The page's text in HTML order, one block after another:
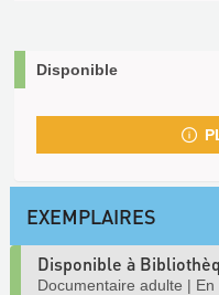
Disponible
EXEMPLAIRES
Disponible à
Documentaire adulte | En